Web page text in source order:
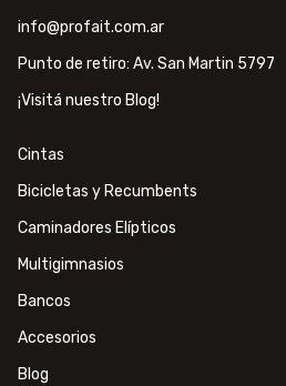
info@profait.com.ar
Punto de retiro: Av. San Martin 5797
¡Visitá nuestro Blog!
Cintas
Bicicletas y Recumbents
Caminadores Elípticos
Multigimnasios
Bancos
Accesorios
Blog